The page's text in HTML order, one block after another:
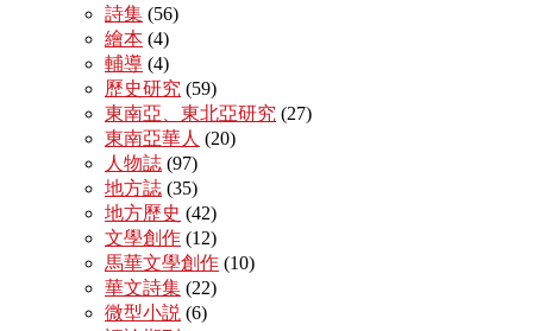
詩集 (56)
繪本 (4)
輔導 (4)
歷史研究 (59)
東南亞、東北亞研究 (27)
東南亞華人 (20)
人物誌 (97)
地方誌 (35)
地方歷史 (42)
文學創作 (12)
馬華文學創作 (10)
華文詩集 (22)
微型小説 (6)